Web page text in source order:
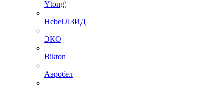
Ytong)
Hebel ЛЗИД
ЭКО
Bikton
Аэробел